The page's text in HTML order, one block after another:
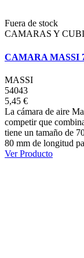
Fuera de stock
CAMARAS Y
CAMARA MASSI
MASSI
54043
5,45 €
La cámara de aire
competir que
tiene un tamaño de
80 mm de longitud
Ver Producto